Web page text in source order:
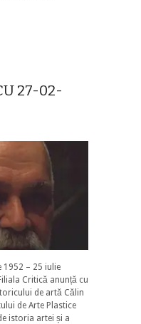
27-02-
1952 – 25 iulie
Critică anunță cu
de artă Călin
de Arte Plastice
istoria artei și a